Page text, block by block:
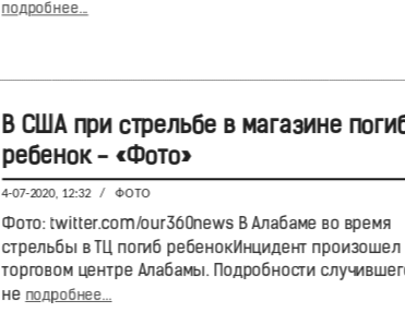
подробнее...
В США при стрельбе в магазине
ребенок - «Фото»
4-07-2020, 12:32 / ФОТО
Фото: twitter.com/our360news В Алабаме во время
стрельбы в ТЦ погиб ребенокИнцидент произошел
торговом центре Алабамы. Подробности
не подробнее...